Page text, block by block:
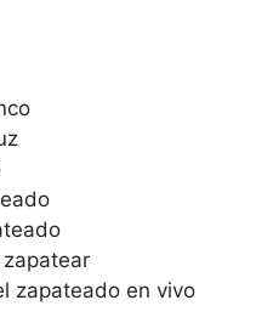
zapateado en vivo